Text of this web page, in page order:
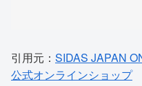
引用元： SIDAS JAPAN
公式オンラインショップ